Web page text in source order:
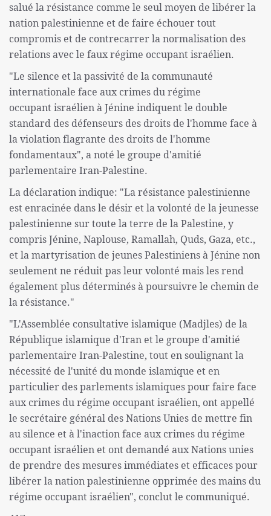
salué la résistance comme le seul moyen de libérer la
nation palestinienne et de faire échouer tout
compromis et de contrecarrer la normalisation des
relations avec le faux régime occupant israélien.
"Le silence et la passivité de la communauté
internationale face aux crimes du régime
occupant israélien à Jénine indiquent le double
standard des défenseurs des droits de l'homme face à
la violation flagrante des droits de l'homme
fondamentaux", a noté le groupe d'amitié
parlementaire Iran-Palestine.
La déclaration indique: "La résistance palestinienne
est enracinée dans le désir et la volonté de la jeunesse
palestinienne sur toute la terre de la Palestine, y
compris Jénine, Naplouse, Ramallah, Quds, Gaza, etc.,
et la martyrisation de jeunes Palestiniens à Jénine non
seulement ne réduit pas leur volonté mais les rend
également plus déterminés à poursuivre le chemin de
la résistance."
"L'Assemblée consultative islamique (Madjles) de la
République islamique d'Iran et le groupe d'amitié
parlementaire Iran-Palestine, tout en soulignant la
nécessité de l'unité du monde islamique et en
particulier des parlements islamiques pour faire face
aux crimes du régime occupant israélien, ont appellé
le secrétaire général des Nations Unies de mettre fin
au silence et à l'inaction face aux crimes du régime
occupant israélien et ont demandé aux Nations unies
de prendre des mesures immédiates et efficaces pour
libérer la nation palestinienne opprimée des mains du
régime occupant israélien", conclut le communiqué.